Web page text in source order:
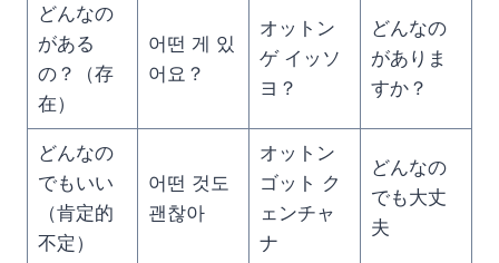
どんなの
がある
の？（存
在）
어떤 게 있
어요？
オットン
ゲ イッソ
ヨ？
どんなの
がありま
すか？
どんなの
でもいい
（肯定的
不定）
어떤 것도
괜찮아
オットン
ゴット ク
ェンチャ
ナ
どんなの
でも大丈
夫